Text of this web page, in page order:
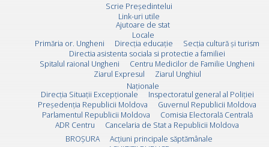
Scrie Preşedintelui
Link-uri utile
Ajutoare de stat
Locale
Primăria or. Ungheni
Direcția educație
Secția cultură și turism
Directia asistenta sociala si protectie a familiei
Spitalul raional Ungheni
Centru Medicilor de Familie Ungheni
Ziarul Expresul
Ziarul Unghiul
Naționale
Direcţia Situaţii Excepţionale
Inspectoratul general al Poliției
Preşedenţia Republicii Moldova
Guvernul Republicii Moldova
Parlamentul Republicii Moldova
Comisia Electorală Centrală
ADR Centru
Cancelaria de Stat a Republicii Moldova
BROȘURA
Acţiuni principale săptămânale